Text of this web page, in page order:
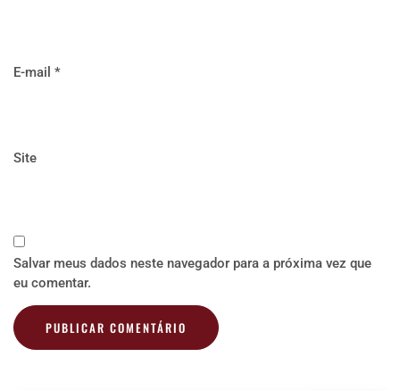
E-mail *
Site
Salvar meus dados neste navegador para a próxima vez que
eu comentar.